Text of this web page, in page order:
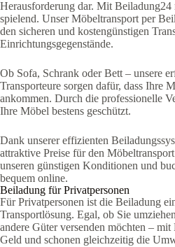
Herausforderung dar. Mit Beiladung24
spielend. Unser Möbeltransport per
den sicheren und kostengünstigen
Einrichtungsgegenstände.
Ob Sofa, Schrank oder Bett – unsere
Transporteure sorgen dafür, dass Ihre
ankommen. Durch die professionelle
Ihre Möbel bestens geschützt.
Dank unserer effizienten
attraktive Preise für den
unseren günstigen Konditionen und
bequem online.
Beiladung für Privatpersonen
Für Privatpersonen ist die Beiladung
Transportlösung. Egal, ob Sie
andere Güter versenden möchten –
Geld und schonen gleichzeitig die